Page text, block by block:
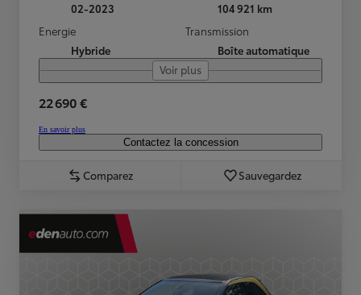
02-2023
104 921 km
Energie
Hybride
Transmission
Boîte automatique
Voir plus
22 690 €
En savoir plus
Contactez la concession
Comparez Sauvegardez